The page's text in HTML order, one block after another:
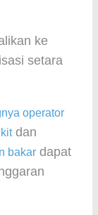
ke
setara
operator
dan
bakar dapat